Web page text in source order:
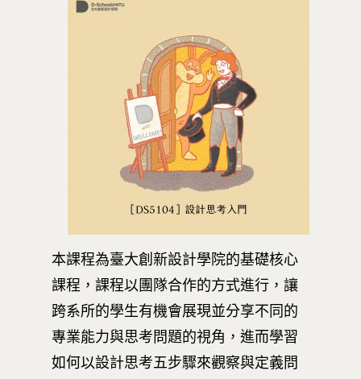
本課程為臺大創新設計學院的基礎核心
課程，課程以團隊合作的方式進行，讓
跨系所的學生有機會展現並分享不同的
專業能力與思考問題的視角，進而學習
如何以設計思考五步驟來觀察與定義問